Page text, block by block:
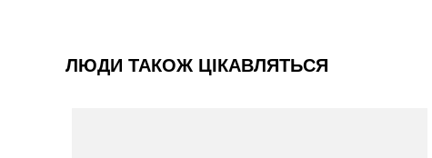
ЛЮДИ ТАКОЖ ЦІКАВЛЯТЬСЯ